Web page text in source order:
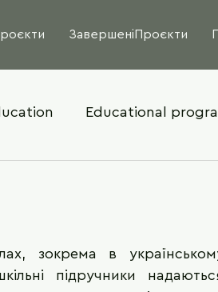
ЗавершеніПроєкти
Educational
зокрема в
підручники